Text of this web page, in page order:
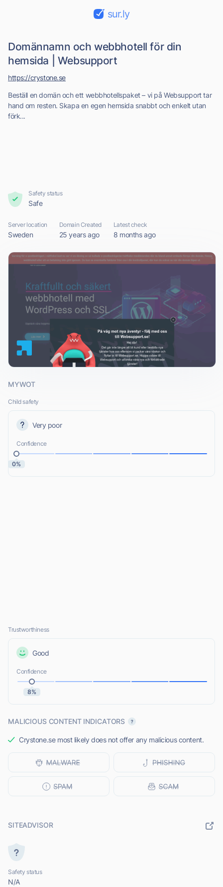
sur.ly
Domännamn och webbhotell för din
hemsida | Websupport
Beställ en domän och ett webbhotellspaket – vi på Websupport tar
hand om resten. Skapa en egen hemsida snabbt och enkelt utan
förk...
https://crystone.se
Safety status
Safe
Server location
Sweden
Domain Created
25 years ago
Latest check
8 months ago
MYWOT
Child safety
Very poor
Confidence
0%
Trustworthiness
Good
Confidence
8%
MALICIOUS CONTENT INDICATORS
Crystone.se most likely does not offer any malicious content.
SITEADVISOR
Safety status
N/A